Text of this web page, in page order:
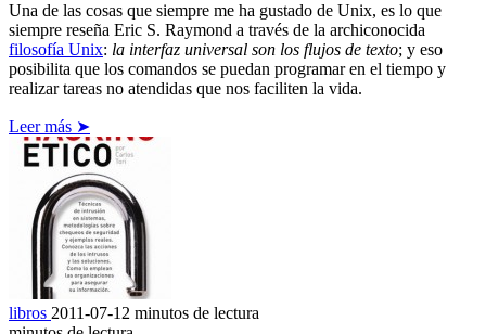
Una de las cosas que siempre me ha gustado de Unix, es lo que
siempre reseña Eric S. Raymond a través de la archiconocida
filosofía Unix: la interfaz universal son los flujos de texto; y eso
posibilita que los comandos se puedan programar en el tiempo y
realizar tareas no atendidas que nos faciliten la vida.
Leer más ➤
libros 2011-07-12 minutos de lectura